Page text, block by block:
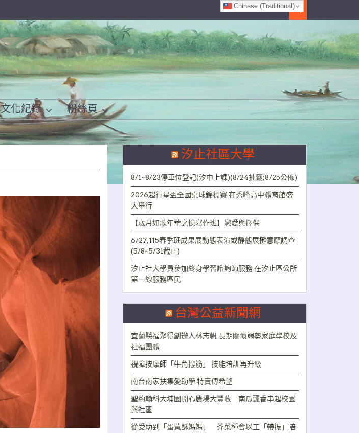
文化紀錄 粉絲頁
汐止社區大學
8/1~8/23停車位登記(汐中上課)(8/24抽籤;8/25公佈)
2026超行星盃全國桌球錦標賽 在秀峰高中體育館盛
大舉行
【歲月如歌年華之憶寫作班】戀愛與擇偶
6/27,115春季班成果展動態表演或靜態展攤意願調查
(5/8~5/31截止)
汐止社大學員參加終身學習諮詢師服務 在汐止區公所
第一線服務區民
台灣公益新聞網
宜蘭縣福聚得創辦人林志帆 長期關懷弱勢家庭學校及
社福團體
視障按摩師「牛角撥筋」 技能培訓再升級
南台南家扶集愛助學 特賣傳希望
聖約翰科大埔園開心農場大豐收 南瓜飄香串起校園
與社區
從受助到「蛋黃酥媽媽」 芥菜種會以工「帶振」陪
Chinese (Traditional)